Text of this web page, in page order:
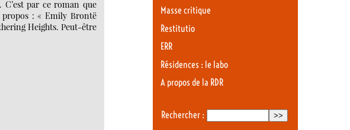
par ce roman que
propos : « Emily Brontë
Heights. Peut-être
Masse critique
Restitutio
ERR
Résidences : le labo
A propos de la RDR
Rechercher :